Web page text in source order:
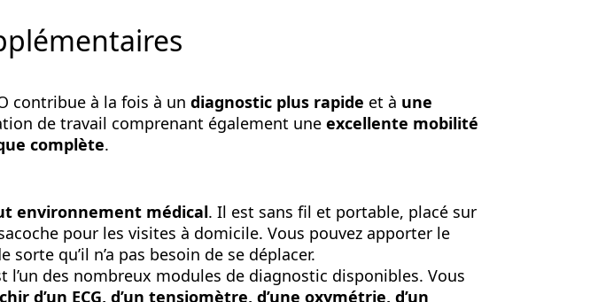
contribue à la fois à undiagnostic plus rapide et à une
de travail comprenant également uneexcellente mobilité
complète.
environnement médical. Il est sans fil et portable, placé sur
pour les visites à domicile. Vous pouvez apporter le
qu’il n’a pas besoin de se déplacer.
l’un des nombreux modules de diagnostic disponibles. Vous
d’un ECG, d’un tensiomètre, d’une oxymétrie, d’un